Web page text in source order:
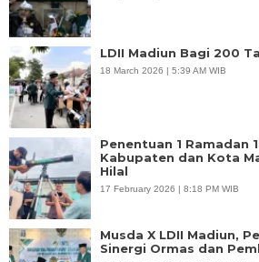
LDII Madiun Bagi 200
18 March 2026 | 5:39 AM WIB
Penentuan 1 Ramadan
Kabupaten dan Kota
Hilal
17 February 2026 | 8:18 PM WIB
Musda X LDII Madiun,
Sinergi Ormas dan